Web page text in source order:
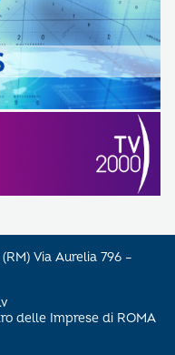
Via Aurelia 796 –
delle Imprese di ROMA